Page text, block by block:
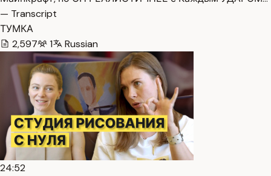
— Transcript
ТУМКА
2,597
1 Russian
24:52